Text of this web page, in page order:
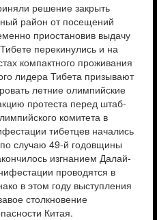
решение закрыть
район от посещений
приостановив выдачу
перекинулись и на
компактного проживания
лидера Тибета призывают
летние олимпийские
протеста перед штаб-
комитета в
тибетцев начались
случаю 49-й годовщины
изгнанием Далай-
проводятся в
в этом году выступления
столкновение
Китая.